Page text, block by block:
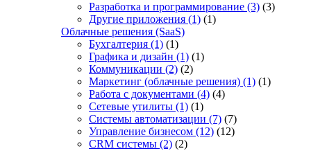
Разработка и программирование (3) (3)
Другие приложения (1) (1)
Облачные решения (SaaS)
Бухгалтерия (1) (1)
Графика и дизайн (1) (1)
Коммуникации (2) (2)
Маркетинг (облачные решения) (1) (1)
Работа с документами (4) (4)
Сетевые утилиты (1) (1)
Системы автоматизации (7) (7)
Управление бизнесом (12) (12)
CRM системы (2) (2)